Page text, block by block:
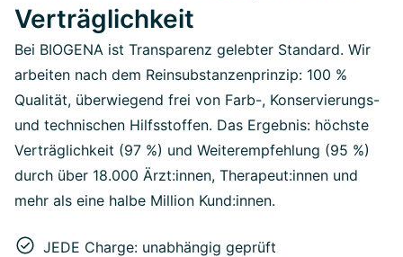
Verträglichkeit
Bei BIOGENA ist Transparenz gelebter Standard. Wir
arbeiten nach dem Reinsubstanzenprinzip: 100 %
Qualität, überwiegend frei von Farb-, Konservierungs-
und technischen Hilfsstoffen. Das Ergebnis: höchste
Verträglichkeit (97 %) und Weiterempfehlung (95 %)
durch über 18.000 Ärzt:innen, Therapeut:innen und
mehr als eine halbe Million Kund:innen.
JEDE Charge: unabhängig geprüft